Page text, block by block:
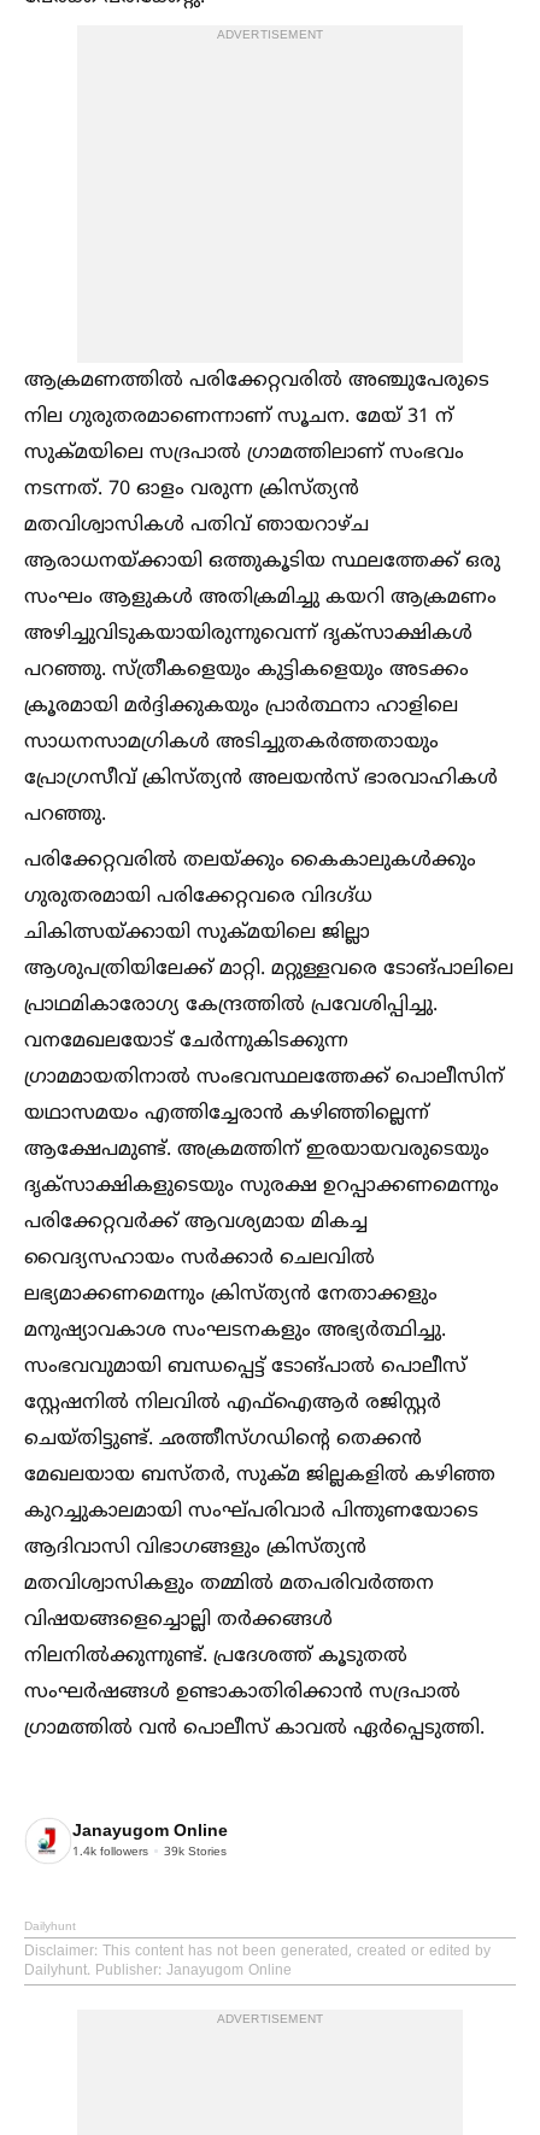
ADVERTISEMENT
ആക്രമണത്തില്‍ പരിക്കേറ്റവരില്‍ അഞ്ചുപേരുടെ
നില ഗുരുതരമാണെന്നാണ് സൂചന. മേയ് 31 ന്
സുക്മയിലെ സദ്രപാല്‍ ഗ്രാമത്തിലാണ് സംഭവം
നടന്നത്. 70 ഓളം വരുന്ന ക്രിസ്ത്യൻ
മതവിശ്വാസികള്‍ പതിവ് ഞായറാഴ്ച
ആരാധനയ്ക്കായി ഒത്തുകൂടിയ സ്ഥലത്തേക്ക് ഒരു
സംഘം ആളുകള്‍ അതിക്രമിച്ചു കയറി ആക്രമണം
അഴിച്ചുവിടുകയായിരുന്നുവെന്ന് ദൃക്സാക്ഷികള്‍
പറഞ്ഞു. സ്ത്രീകളെയും കുട്ടികളെയും അടക്കം
ക്രൂരമായി മർദ്ദിക്കുകയും പ്രാർത്ഥനാ ഹാളിലെ
സാധനസാമഗ്രികള്‍ അടിച്ചുതകർത്തതായും
പ്രോഗ്രസീവ് ക്രിസ്ത്യൻ അലയൻസ് ഭാരവാഹികള്‍
പറഞ്ഞു.
പരിക്കേറ്റവരില്‍ തലയ്ക്കും കൈകാലുകള്‍ക്കും
ഗുരുതരമായി പരിക്കേറ്റവരെ വിദഗ്ദ്ധ
ചികിത്സയ്ക്കായി സുക്മയിലെ ജില്ലാ
ആശുപത്രിയിലേക്ക് മാറ്റി. മറ്റുള്ളവരെ ടോങ്പാലിലെ
പ്രാഥമികാരോഗ്യ കേന്ദ്രത്തില്‍ പ്രവേശിപ്പിച്ചു.
വനമേഖലയോട് ചേർന്നുകിടക്കുന്ന
ഗ്രാമമായതിനാല്‍ സംഭവസ്ഥലത്തേക്ക് പൊലീസിന്
യഥാസമയം എത്തിച്ചേരാൻ കഴിഞ്ഞില്ലെന്ന്
ആക്ഷേപമുണ്ട്. അക്രമത്തിന് ഇരയായവരുടെയും
ദൃക്‌സാക്ഷികളുടെയും സുരക്ഷ ഉറപ്പാക്കണമെന്നും
പരിക്കേറ്റവർക്ക് ആവശ്യമായ മികച്ച
വൈദ്യസഹായം സർക്കാർ ചെലവില്‍
ലഭ്യമാക്കണമെന്നും ക്രിസ്ത്യൻ നേതാക്കളും
മനുഷ്യാവകാശ സംഘടനകളും അഭ്യർത്ഥിച്ചു.
സംഭവവുമായി ബന്ധപ്പെട്ട് ടോങ്പാല്‍ പൊലീസ്
സ്റ്റേഷനില്‍ നിലവില്‍ എഫ്‌ഐആർ രജിസ്റ്റര്‍
ചെയ്തിട്ടുണ്ട്. ഛത്തീസ്ഗഡിന്റെ തെക്കൻ
മേഖലയായ ബസ്തർ, സുക്മ ജില്ലകളില്‍ കഴിഞ്ഞ
കുറച്ചുകാലമായി സംഘ്പരിവാര്‍ പിന്തുണയോടെ
ആദിവാസി വിഭാഗങ്ങളും ക്രിസ്ത്യൻ
മതവിശ്വാസികളും തമ്മില്‍ മതപരിവർത്തന
വിഷയങ്ങളെച്ചൊല്ലി തർക്കങ്ങള്‍
നിലനില്‍ക്കുന്നുണ്ട്. പ്രദേശത്ത് കൂടുതല്‍
സംഘർഷങ്ങള്‍ ഉണ്ടാകാതിരിക്കാൻ സദ്രപാല്‍
ഗ്രാമത്തില്‍ വൻ പൊലീസ് കാവല്‍ ഏർപ്പെടുത്തി.
Janayugom Online
1.4k followers 39k Stories
Dailyhunt
Disclaimer: This content has not been generated, created or edited by
Dailyhunt. Publisher: Janayugom Online
ADVERTISEMENT